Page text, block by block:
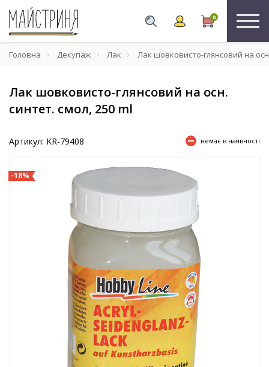
0
Головна Декупаж Лак Лак шовковисто-глянсовий на
Лак шовковисто-глянсовий на осн.
синтет. смол, 250 ml
Артикул: KR-79408 немає в наявності
-18%